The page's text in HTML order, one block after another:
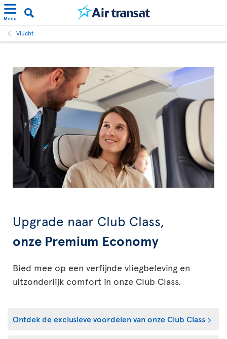
Menu
Vlucht
Upgrade naar Club Class,
onze Premium Economy
Bied mee op een verfijnde vliegbeleving en
uitzonderlijk comfort in onze Club Class.
Ontdek de exclusieve voordelen van onze Club Class